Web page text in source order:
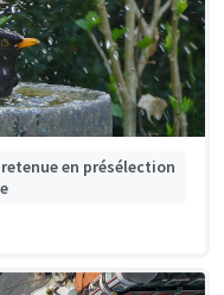
en présélection